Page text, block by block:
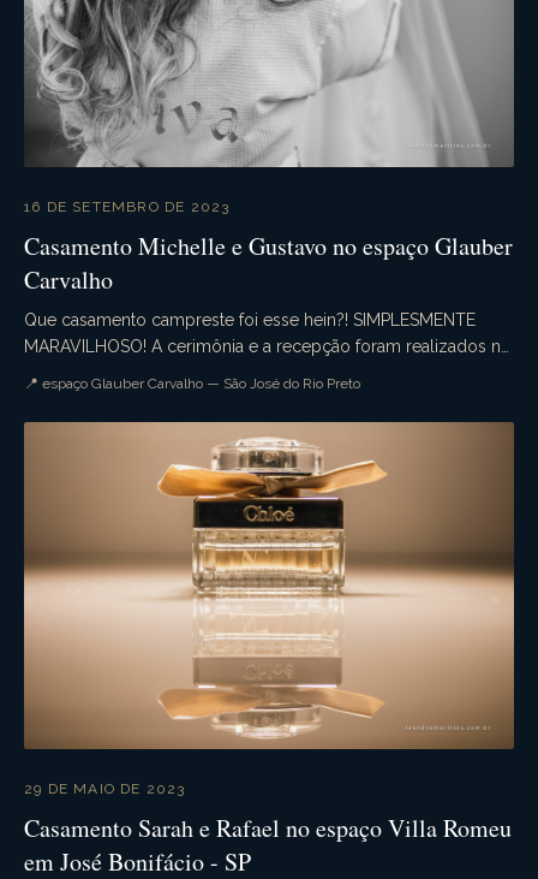
16 DE SETEMBRO DE 2023
Casamento Michelle e Gustavo no espaço Glauber
Carvalho
Que casamento campreste foi esse hein?! SIMPLESMENTE
MARAVILHOSO! A cerimônia e a recepção foram realizados no
📍 espaço Glauber Carvalho — São José do Rio Preto
29 DE MAIO DE 2023
Casamento Sarah e Rafael no espaço Villa Romeu
em José Bonifácio - SP